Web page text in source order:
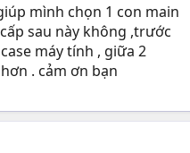
mình chọn 1 con main
sau này không ,trước
máy tính , giữa 2
. cảm ơn bạn